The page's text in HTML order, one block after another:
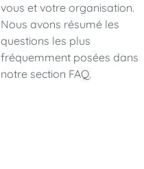
vous et votre organisation.
Nous avons résumé les
questions les plus
fréquemment posées dans
notre section FAQ.